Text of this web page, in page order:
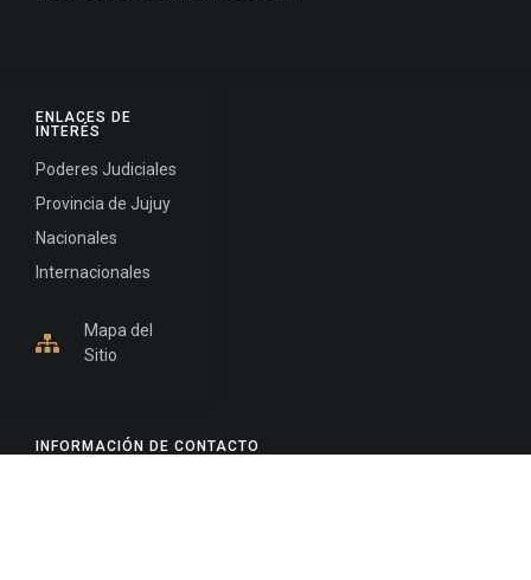
INFORMACIÓN DE CONTACTO
ENLACES DE
INTERÉS
Poderes Judiciales
Provincia de Jujuy
Nacionales
Internacionales
Mapa del
Sitio